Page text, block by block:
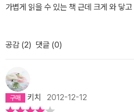
붙이게 하고, 우리가 보고 듣고 겪은 일과
고, 책과 아직 책으로 쓰인 적이 없는 것
함해서)을 연결하게 한다.(p137)' 아직 쓰
전과는 분명히 다르게 보인다. 나 역시 이
을 느낄 수 있었다. 밤을 새고 오후가 되어
아주 재미있는 일을 기대하는 아이처럼 내
야기다. 그녀가 책을 읽는 이유가 다시 사
을 보냈다. 꼭 보고 싶었던 영화 '7번방의
고 싶었던 용인의 멧돼지 전골을 먹으로
가 엎드린 자세가 되고, 엎드린 자세가 누
을 놓지 않았다. 그렇게 누구보다 편안하
을 보냈다. 모든 책이 그러하듯이 <삶을
이 책을 읽었다고 해서 당장 삶이 바뀌지
걷는 것은 다르다. ? 193쪽 카프카에게
우린 우리의
로 나가야 합니다. ? 201쪽
불안할수록
다 내가 어떻게 느끼냐를 더 자주 말한다.
있을 땐 귀뚜라미가 합창을 해도 들리지
지 않습니다. ? 220쪽
런 게 다 들어 있습니다. ? 231쪽
다. 이 책은 그동안 정혜윤이 독서 관련 모
던 중에 사람들에게 많이 받았던 질문들
나도 가끔은 책읽기에 관련되어서 궁금했
다는 생각이 든다. 저자는 장르를 가리지
그녀에게 ' 왜 책을 읽으시나요?' 하는 질
게 생각하면 얼마나 어처구니 없는 질문인
가볍게 읽을 수 있는 책 근데 크게 와 닿
공감 (2) 댓글 (0)
키치 2012-12-12